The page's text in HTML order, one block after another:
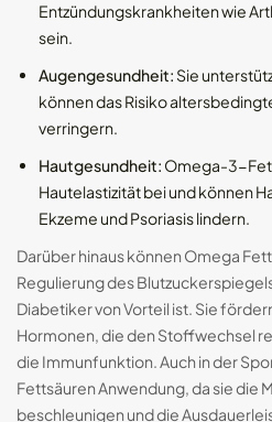
Entzündungskrankheiten wie
sein.
Augengesundheit: Sie
können das Risiko
verringern.
Hautgesundheit: Omega-3-
Hautelastizität bei und können
Ekzeme und Psoriasis lindern.
Darüber hinaus können Omega
Regulierung des
Diabetiker von Vorteil ist. Sie
Hormonen, die den Stoffwechsel
die Immunfunktion. Auch in der
Fettsäuren Anwendung, da sie die
beschleunigen und die